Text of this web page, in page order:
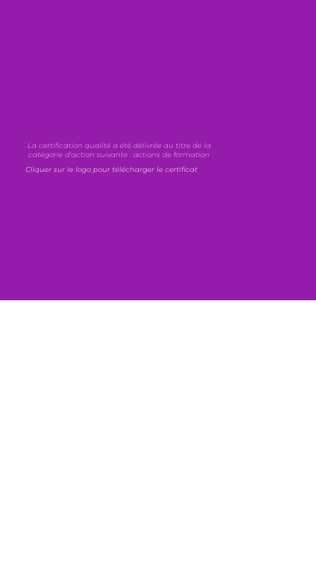
La certification qualité a été délivrée au titre de la
catégorie d'action suivante : actions de formation
Cliquer sur le logo pour télécharger le certificat